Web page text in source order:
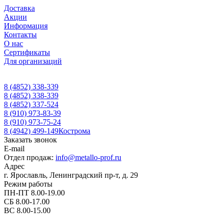
Доставка
Акции
Информация
Контакты
О нас
Сертификаты
Для организаций
8 (4852) 338-339
8 (4852) 338-339
8 (4852) 337-524
8 (910) 973-83-39
8 (910) 973-75-24
8 (4942) 499-149Кострома
Заказать звонок
E-mail
Отдел продаж: info@metallo-prof.ru
Адрес
г. Ярославль, Ленинградский пр-т, д. 29
Режим работы
ПН-ПТ 8.00-19.00
СБ 8.00-17.00
ВС 8.00-15.00